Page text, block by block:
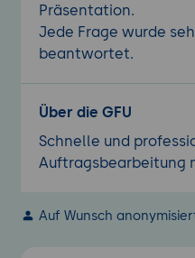
Präsentation.
Jede Frage wurde
beantwortet.
Über die GFU
Schnelle und
Auftragsbearbeitung
Auf Wunsch